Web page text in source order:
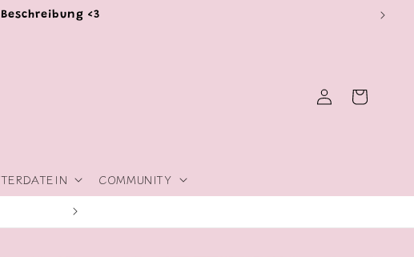
<3
COMMUNITY
EinloggenWarenkorb